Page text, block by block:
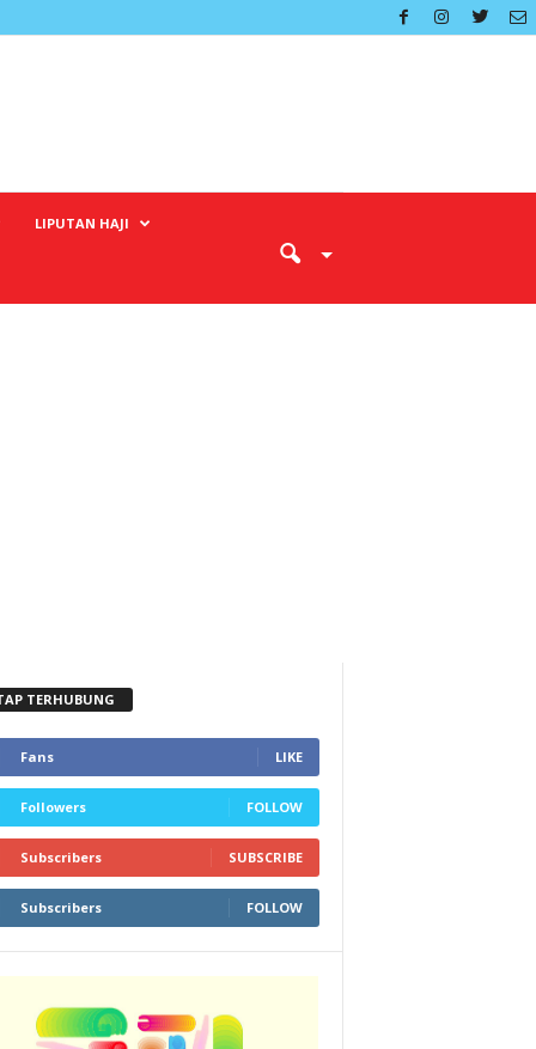
LIPUTAN HAJI
TERHUBUNG
Fans LIKE
Followers FOLLOW
Subscribers SUBSCRIBE
Subscribers FOLLOW